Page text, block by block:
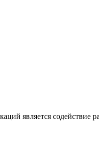
является